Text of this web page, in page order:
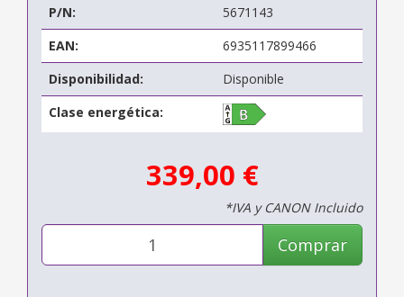
P/N:
5671143
EAN:
6935117899466
Disponibilidad:
Disponible
Clase energética:
339,00 €
*IVA y CANON Incluido
Comprar